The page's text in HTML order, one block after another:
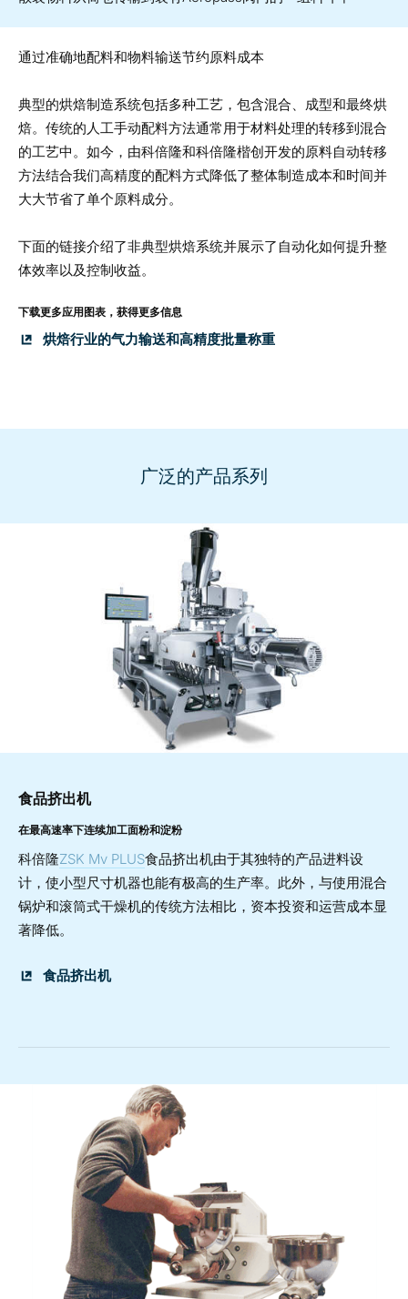
通过准确地配料和物料输送节约原料成本
典型的烘焙制造系统包括多种工艺，包含混合、成型和最终烘
焙。传统的人工手动配料方法通常用于材料处理的转移到混合
的工艺中。如今，由科倍隆和科倍隆楷创开发的原料自动转移
方法结合我们高精度的配料方式降低了整体制造成本和时间并
大大节省了单个原料成分。
下面的链接介绍了非典型烘焙系统并展示了自动化如何提升整
体效率以及控制收益。
下载更多应用图表，获得更多信息
烘焙行业的气力输送和高精度批量称重
广泛的产品系列
食品挤出机
在最高速率下连续加工面粉和淀粉
科倍隆ZSK Mv PLUS食品挤出机由于其独特的产品进料设
计，使小型尺寸机器也能有极高的生产率。此外，与使用混合
锅炉和滚筒式干燥机的传统方法相比，资本投资和运营成本显
著降低。
食品挤出机